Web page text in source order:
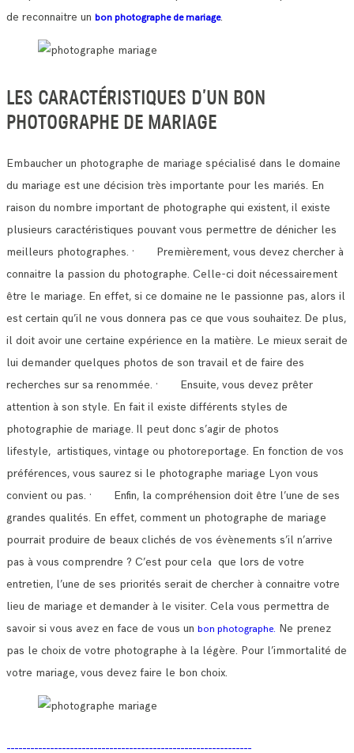
de reconnaitre un bon photographe de mariage.
LES CARACTÉRISTIQUES D’UN BON
PHOTOGRAPHE DE MARIAGE
Embaucher un photographe de mariage spécialisé dans le domaine
du mariage est une décision très importante pour les mariés. En
raison du nombre important de photographe qui existent, il existe
plusieurs caractéristiques pouvant vous permettre de dénicher les
meilleurs photographes. · Premièrement, vous devez chercher à
connaitre la passion du photographe. Celle-ci doit nécessairement
être le mariage. En effet, si ce domaine ne le passionne pas, alors il
est certain qu’il ne vous donnera pas ce que vous souhaitez. De plus,
il doit avoir une certaine expérience en la matière. Le mieux serait de
lui demander quelques photos de son travail et de faire des
recherches sur sa renommée. · Ensuite, vous devez prêter
attention à son style. En fait il existe différents styles de
photographie de mariage. Il peut donc s’agir de photos
lifestyle, artistiques, vintage ou photoreportage. En fonction de vos
préférences, vous saurez si le photographe mariage Lyon vous
convient ou pas. · Enfin, la compréhension doit être l’une de ses
grandes qualités. En effet, comment un photographe de mariage
pourrait produire de beaux clichés de vos évènements s’il n’arrive
pas à vous comprendre ? C’est pour cela que lors de votre
entretien, l’une de ses priorités serait de chercher à connaitre votre
lieu de mariage et demander à le visiter. Cela vous permettra de
savoir si vous avez en face de vous un bon photographe. Ne prenez
pas le choix de votre photographe à la légère. Pour l’immortalité de
votre mariage, vous devez faire le bon choix.